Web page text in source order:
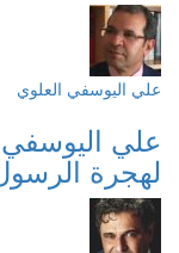
علي اليوسفي العلوي
علي اليوسفي
لهجرة